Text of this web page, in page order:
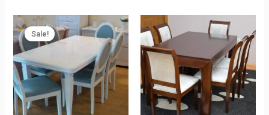
Sale!
Оригинална
цена
је
63.000 рсд.
Тренутна
цена
је:
46.500 рсд.